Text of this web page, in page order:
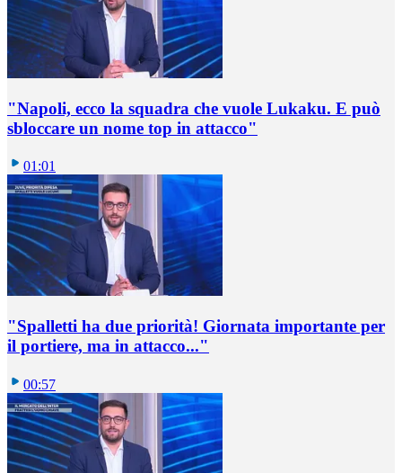
"Napoli, ecco la squadra che vuole Lukaku. E può
sbloccare un nome top in attacco"
01:01
"Spalletti ha due priorità! Giornata importante per
il portiere, ma in attacco..."
00:57